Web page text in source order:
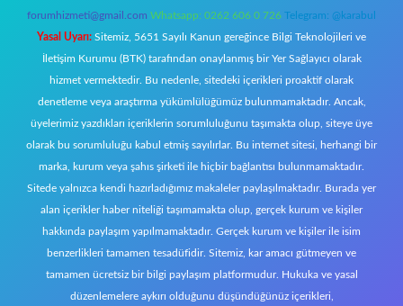
forumhizmeti@gmail.com Whatsapp: 0262 606 0 726 Telegram: @karabul
Yasal Uyarı: Sitemiz, 5651 Sayılı Kanun gereğince Bilgi Teknolojileri ve
İletişim Kurumu (BTK) tarafından onaylanmış bir Yer Sağlayıcı olarak
hizmet vermektedir. Bu nedenle, sitedeki içerikleri proaktif olarak
denetleme veya araştırma yükümlülüğümüz bulunmamaktadır. Ancak,
üyelerimiz yazdıkları içeriklerin sorumluluğunu taşımakta olup, siteye üye
olarak bu sorumluluğu kabul etmiş sayılırlar. Bu internet sitesi, herhangi bir
marka, kurum veya şahıs şirketi ile hiçbir bağlantısı bulunmamaktadır.
Sitede yalnızca kendi hazırladığımız makaleler paylaşılmaktadır. Burada yer
alan içerikler haber niteliği taşımamakta olup, gerçek kurum ve kişiler
hakkında paylaşım yapılmamaktadır. Gerçek kurum ve kişiler ile isim
benzerlikleri tamamen tesadüfidir. Sitemiz, kar amacı gütmeyen ve
tamamen ücretsiz bir bilgi paylaşım platformudur. Hukuka ve yasal
düzenlemelere aykırı olduğunu düşündüğünüz içerikleri,